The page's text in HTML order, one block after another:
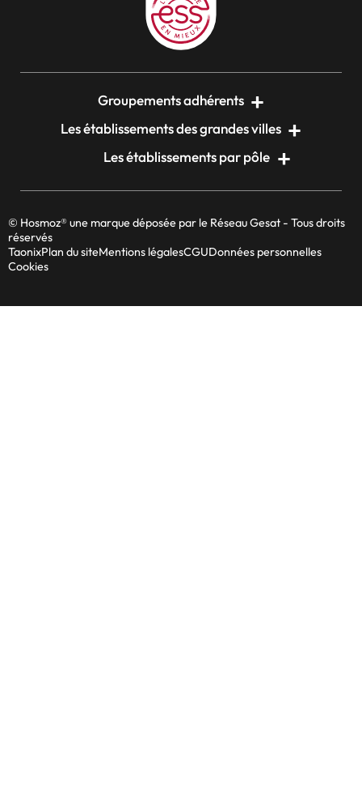
Groupements adhérents
Les établissements des grandes villes
Les établissements par pôle
© Hosmoz® une marque déposée par le Réseau Gesat - Tous droits
réservés
TaonixPlan du siteMentions légalesCGUDonnées personnelles
Cookies